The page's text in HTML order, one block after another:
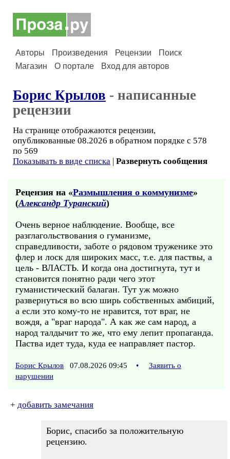
Авторы Произведения Рецензии
Поиск
Магазин
О портале Вход для авторов
Борис Крылов - написанные
рецензии
На странице отображаются рецензии,
опубликованные 08.2026 в обратном порядке с 578
по 569
Показывать в виде списка | Развернуть сообщения
Рецензия на «Размышления о коммунизме»
(Александр Туранский)
Очень верное наблюдение. Вообще, все
разглагольствования о гуманизме,
справедливости, заботе о рядовом труженике это
флер и лоск для широких масс, т.е. для паствы, а
цель - ВЛАСТЬ. И когда она достигнута, тут и
становится понятно ради чего этот
гуманистический балаган. Тут уж можно
развернуться во всю ширь собственных амбиций,
а если это кому-то не нравится, тот враг, не
вождя, а "враг народа". А как же сам народ, а
народ талдычит то же, что ему лепит пропаганда.
Паства идет туда, куда ее направляет пастор.
Борис Крылов 07.08.2026 09:45 •
Заявить о
нарушении
+ добавить замечания
Борис, спасибо за положительную
рецензию.